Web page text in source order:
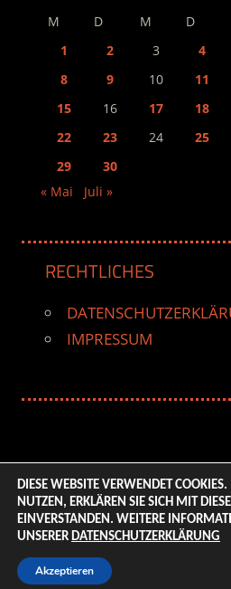
M D M D
1
2 3 4
8
9 10 11
15
16 17 18
22
23 24 25
29
30
« Mai
Juli »
RECHTLICHES
IMPRESSUM
© 2026 ENTERTAINMENT BASE
All Rights Reserved. | Based
DIESE WEBSITE VERWENDET
NUTZEN, ERKLÄREN SIE SICH MIT
EINVERSTANDEN. WEITERE
UNSERER DATENSCHUTZERKLÄRUNG
Akzeptieren